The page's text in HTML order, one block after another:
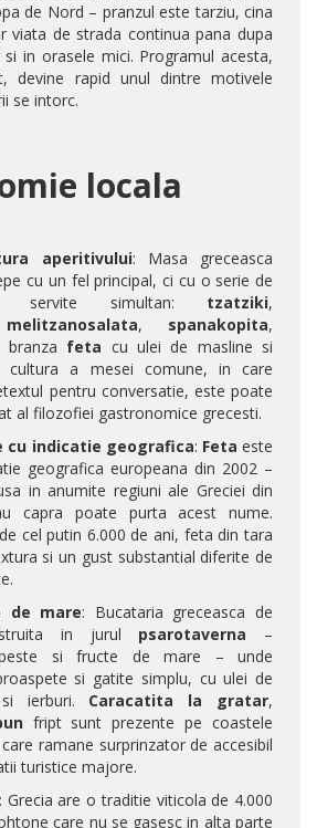
de Nord – pranzul este tarziu, cina
viata de strada continua pana dupa
in orasele mici. Programul acesta,
devine rapid unul dintre motivele
se intorc.
locala
aperitivului: Masa greceasca
cu un fel principal, ci cu o serie de
servite simultan: tzatziki,
melitzanosalata, spanakopita,
branza feta cu ulei de masline si
cultura a mesei comune, in care
pentru conversatie, este poate
al filozofiei gastronomice grecesti.
cu indicatie geografica: Feta este
geografica europeana din 2002 –
in anumite regiuni ale Greciei din
capra poate purta acest nume.
cel putin 6.000 de ani, feta din tara
si un gust substantial diferite de
de mare: Bucataria greceasca de
in jurul psarotaverna –
si fructe de mare – unde
si gatite simplu, cu ulei de
ierburi. Caracatita la gratar,
fript sunt prezente pe coastele
ramane surprinzator de accesibil
turistice majore.
Grecia are o traditie viticola de 4.000
care nu se gasesc in alta parte